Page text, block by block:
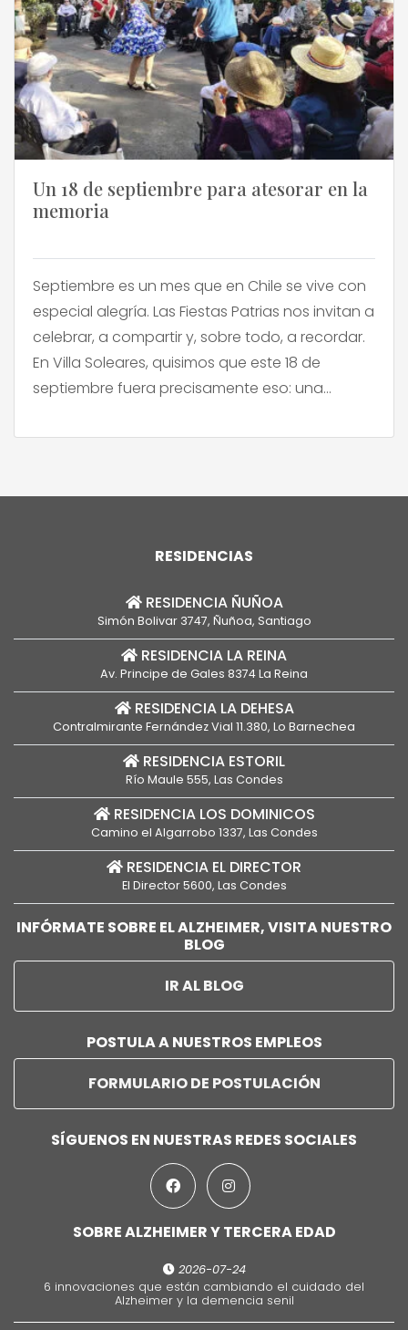
Un 18 de septiembre para atesorar en la
memoria
Septiembre es un mes que en Chile se vive con
especial alegría. Las Fiestas Patrias nos invitan a
celebrar, a compartir y, sobre todo, a recordar.
En Villa Soleares, quisimos que este 18 de
septiembre fuera precisamente eso: una
queridos y celebrar la vida en cada una de
RESIDENCIAS
RESIDENCIA ÑUÑOA
Simón Bolivar 3747, Ñuñoa, Santiago
RESIDENCIA LA REINA
Av. Principe de Gales 8374 La Reina
RESIDENCIA LA DEHESA
Contralmirante Fernández Vial 11.380, Lo Barnechea
RESIDENCIA ESTORIL
Río Maule 555, Las Condes
RESIDENCIA LOS DOMINICOS
Camino el Algarrobo 1337, Las Condes
RESIDENCIA EL DIRECTOR
El Director 5600, Las Condes
INFÓRMATE SOBRE EL ALZHEIMER, VISITA NUESTRO
BLOG
IR AL BLOG
POSTULA A NUESTROS EMPLEOS
FORMULARIO DE POSTULACIÓN
SÍGUENOS EN NUESTRAS REDES SOCIALES
SOBRE ALZHEIMER Y TERCERA EDAD
2026-07-24
6 innovaciones que están cambiando el cuidado del
Alzheimer y la demencia senil